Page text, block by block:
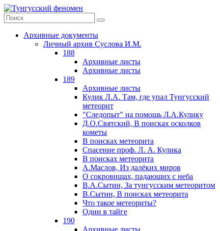
Архивные документы
Личный архив Суслова И.М.
188
Архивные листы
Архивные листы
189
Архивные листы
Кулик Л.А. Там, где упал Тунгусский
метеорит
"Следопыт" на помощь Л.А.Кулику
Д.О.Святский, В поисках осколков
кометы
В поисках метеорита
Спасение проф. Л. А. Кулика
В поисках метеорита
А.Маслов, Из далёких миров
О сокровищах, падающих с неба
В.А.Сытин, За тунгусским метеоритом
В.Сытин, В поисках метеорита
Что такое метеориты?
Один в тайге
190
Архивные листы